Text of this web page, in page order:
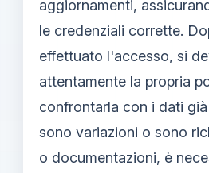
aggiornamenti,
le credenziali corrette.
effettuato l'accesso, si
attentamente la propria
confrontarla con i dati
sono variazioni o sono
o documentazioni, è